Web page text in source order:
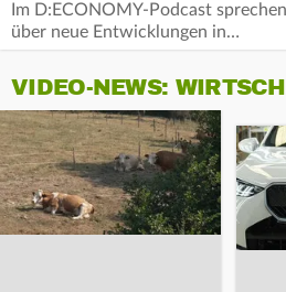
Im D:ECONOMY-Podcast
über neue Entwicklungen in…
VIDEO-NEWS: